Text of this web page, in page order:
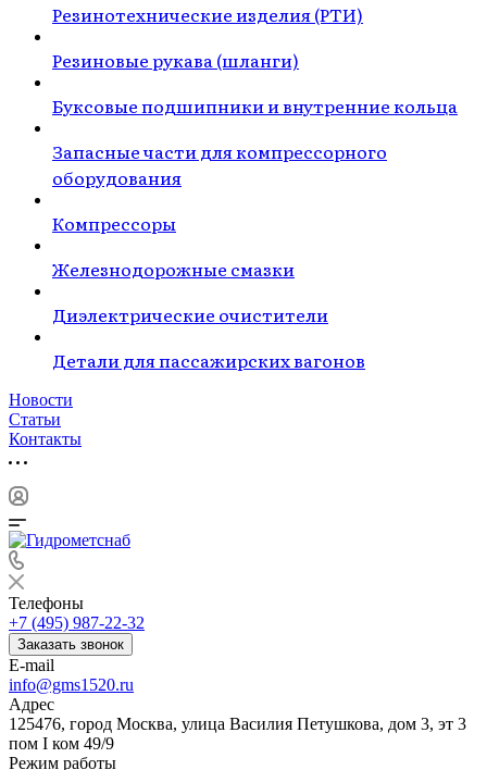
Резинотехнические изделия (РТИ)
Резиновые рукава (шланги)
Буксовые подшипники и внутренние кольца
Запасные части для компрессорного
оборудования
Компрессоры
Железнодорожные смазки
Диэлектрические очистители
Детали для пассажирских вагонов
Новости
Статьи
Контакты
Телефоны
+7 (495) 987-22-32
Заказать звонок
E-mail
info@gms1520.ru
Адрес
125476, город Москва, улица Василия Петушкова, дом 3, эт 3
пом I ком 49/9
Режим работы